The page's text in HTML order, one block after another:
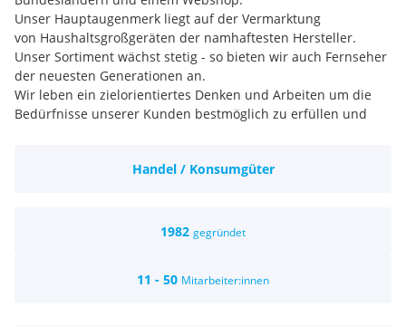
Unser Hauptaugenmerk liegt auf der Vermarktung
von Haushaltsgroßgeräten der namhaftesten Hersteller.
Unser Sortiment wächst stetig - so bieten wir auch Fernseher
der neuesten Generationen an.
Wir leben ein zielorientiertes Denken und Arbeiten um die
Bedürfnisse unserer Kunden bestmöglich zu erfüllen und
Handel / Konsumgüter
1982 gegründet
11 - 50 Mitarbeiter:innen